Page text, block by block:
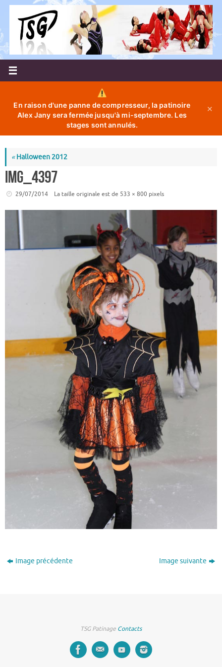
Passer
contenu
En raison d'une panne de compresseur, la patinoire
Alex Jany sera fermée jusqu'à mi-septembre. Les
stages sont annulés.
✕
«Halloween 2012
IMG_4397
29/07/2014 La taille originale est de 533 × 800 pixels
Image précédente Image suivante
TSG Patinage Contacts